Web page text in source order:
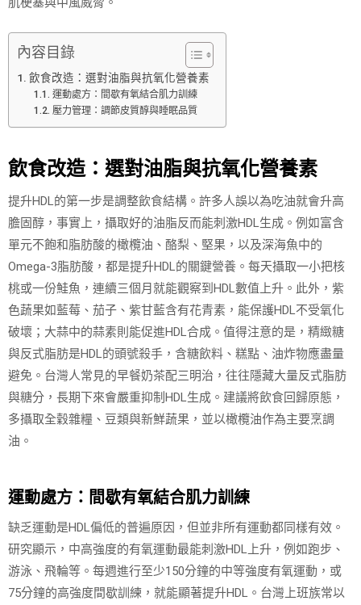
內容目錄
飲食改造：選對油脂與抗氧化營養素
運動處方：間歇有氧結合肌力訓練
壓力管理：調節皮質醇與睡眠品質
飲食改造：選對油脂與抗氧化營養素
提升HDL的第一步是調整飲食結構。許多人誤以為吃油就會升高
膽固醇，事實上，攝取好的油脂反而能刺激HDL生成。例如富含
單元不飽和脂肪酸的橄欖油、酪梨、堅果，以及深海魚中的
Omega-3脂肪酸，都是提升HDL的關鍵營養。每天攝取一小把核
桃或一份鮭魚，連續三個月就能觀察到HDL數值上升。此外，紫
色蔬果如藍莓、茄子、紫甘藍含有花青素，能保護HDL不受氧化
破壞；大蒜中的蒜素則能促進HDL合成。值得注意的是，精緻糖
與反式脂肪是HDL的頭號殺手，含糖飲料、糕點、油炸物應盡量
避免。台灣人常見的早餐奶茶配三明治，往往隱藏大量反式脂肪
與糖分，長期下來會嚴重抑制HDL生成。建議將飲食回歸原態，
多攝取全穀雜糧、豆類與新鮮蔬果，並以橄欖油作為主要烹調
油。
運動處方：間歇有氧結合肌力訓練
缺乏運動是HDL偏低的普遍原因，但並非所有運動都同樣有效。
研究顯示，中高強度的有氧運動最能刺激HDL上升，例如跑步、
游泳、飛輪等。每週進行至少150分鐘的中等強度有氧運動，或
75分鐘的高強度間歇訓練，就能顯著提升HDL。台灣上班族常以